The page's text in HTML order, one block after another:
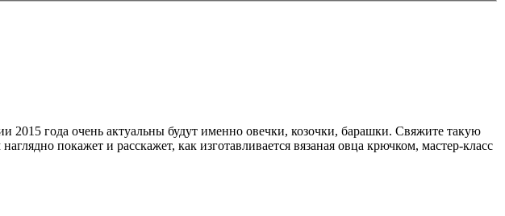
года очень актуальны будут именно овечки, козочки, барашки. Свяжите такую
покажет и расскажет, как изготавливается вязаная овца крючком, мастер-класс